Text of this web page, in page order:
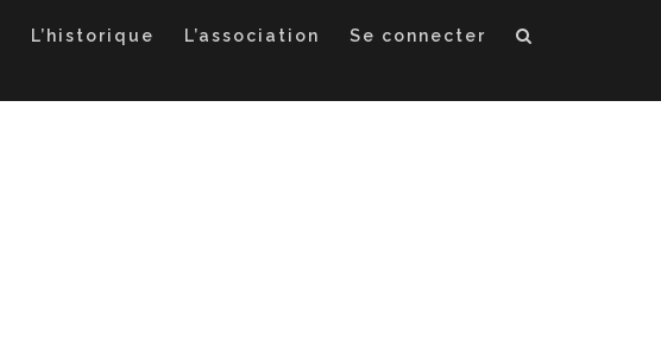
L’historique L’association Se connecter